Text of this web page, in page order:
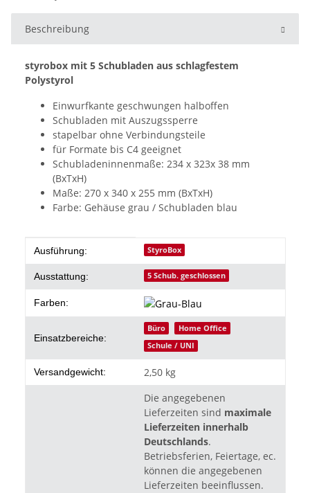
Beschreibung
styrobox mit 5 Schubladen aus schlagfestem
Polystyrol
Einwurfkante geschwungen halboffen
Schubladen mit Auszugssperre
stapelbar ohne Verbindungsteile
für Formate bis C4 geeignet
Schubladeninnenmaße: 234 x 323x 38 mm
(BxTxH)
Maße: 270 x 340 x 255 mm (BxTxH)
Farbe: Gehäuse grau / Schubladen blau
Produkteigenschaft
Wert
Ausführung: StyroBox
Ausstattung: 5 Schub. geschlossen
Farben:
Einsatzbereiche:
Büro
Home Office
Schule / UNI
Versandgewicht: 2,50 kg
Die angegebenen
Lieferzeiten sind maximale
Lieferzeiten innerhalb
Deutschlands.
Betriebsferien, Feiertage, ec.
können die angegebenen
Lieferzeiten beeinflussen.